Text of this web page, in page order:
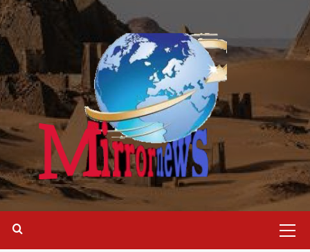
تخطي
إلى
المحتوى
الرئيسية